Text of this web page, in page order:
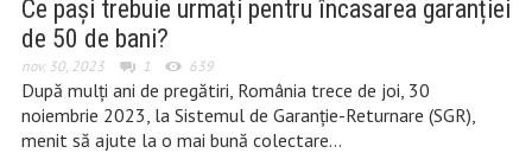
Ce pași trebuie urmați pentru încasarea garanției
de 50 de bani?
nov. 30, 2023 1 639
După mulți ani de pregătiri, România trece de joi, 30
noiembrie 2023, la Sistemul de Garanţie-Returnare (SGR),
menit să ajute la o mai bună colectare…